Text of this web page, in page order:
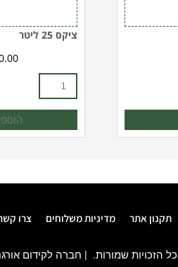
ציקס 25 ליטר
תקנון אתר מדיניות משלוחים צרו
חברה לקידום